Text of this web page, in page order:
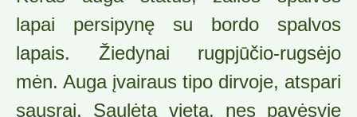
lapai persipynę su bordo spalvos
lapais. Žiedynai rugpjūčio-rugsėjo
mėn. Auga įvairaus tipo dirvoje, atspari
sausrai. Saulėta vieta, nes pavėsyje